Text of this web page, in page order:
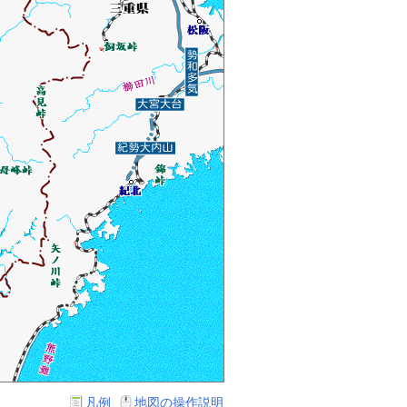
凡例 地図の操作説明